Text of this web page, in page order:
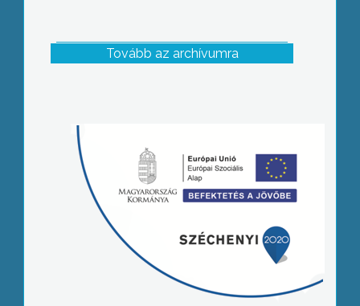
Tovább az archívumra